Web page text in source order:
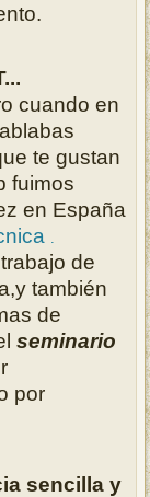
cuando en
te gustan
fuimos
en España
de
y también
de
seminario
por
sencilla y